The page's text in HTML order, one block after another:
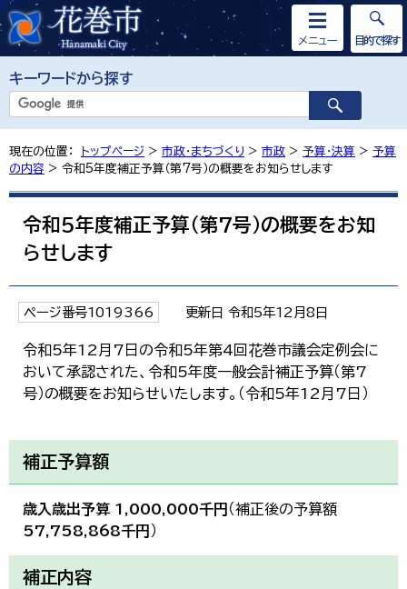
キーワードから探す
メニュー 目的で探す
現在の位置： トップページ > 市政・まちづくり > 市政 > 予算・決算 > 予算
の内容 > 令和5年度補正予算（第7号）の概要をお知らせします
令和5年度補正予算（第7号）の概要をお知
らせします
ページ番号1019366 更新日 令和5年12月8日
令和5年12月7日の令和5年第4回花巻市議会定例会に
おいて承認された、令和5年度一般会計補正予算（第7
号）の概要をお知らせいたします。（令和5年12月7日）
補正予算額
歳入歳出予算 1,000,000千円 （補正後の予算額
57,758,868千円 ）
補正内容